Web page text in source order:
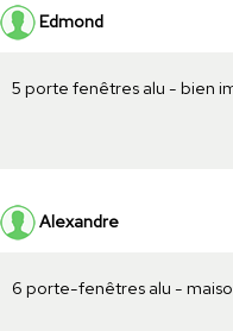
Edmond
5 porte fenêtres alu - bien
Alexandre
6 porte-fenêtres alu -